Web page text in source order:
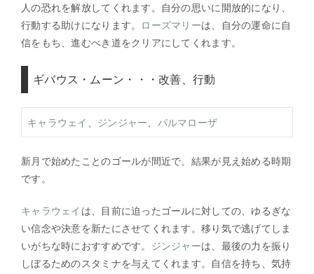
人の恐れを解放してくれます。自分の思いに開放的になり、
行動する助けになります。 ローズマリーは、自分の運命に自
信をもち、進むべき道をクリアにしてくれます。
ギバウス・ムーン・・・改善、行動
キャラウェイ ジンジャー パルマローザ
新月で始めたことのゴールが間近で、結果が見え始める時期
です。
キャラウェイ は、目前に迫ったゴールに対しての、ゆるぎな
い信念や決意を新たにさせてくれます。移り気で逃げてしま
いがちな時におすすめです。 ジンジャーは、最後の力を振り
しぼるためのスタミナを与えてくれます。自信を持ち、気持